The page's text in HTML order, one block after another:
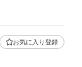
お気に入り登録